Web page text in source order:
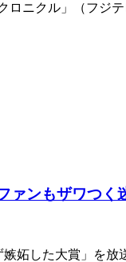
ニクル」（フジ
ンもザワつく
妬した大賞」を